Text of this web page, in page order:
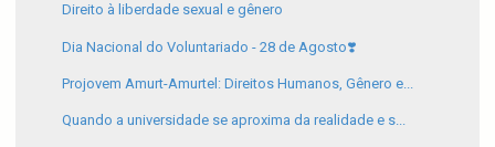
Direito à liberdade sexual e gênero
Dia Nacional do Voluntariado - 28 de Agosto❣️
Projovem Amurt-Amurtel: Direitos Humanos, Gênero e...
Quando a universidade se aproxima da realidade e s...